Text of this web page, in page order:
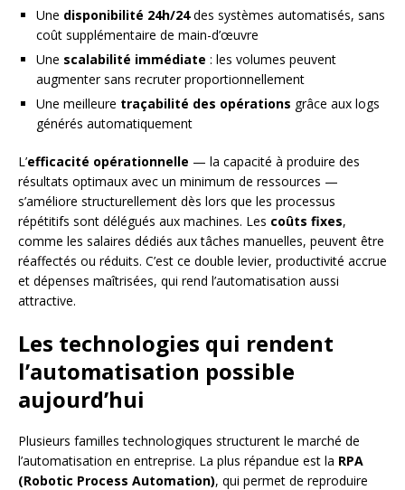
Une disponibilité 24h/24des systèmes automatisés, sans
coût supplémentaire de main-d’œuvre
Une scalabilité immédiate : les volumes peuvent
augmenter sans recruter proportionnellement
Une meilleure traçabilité des opérations grâce aux logs
générés automatiquement
L’efficacité opérationnelle — la capacité à produire des
résultats optimaux avec un minimum de ressources —
s’améliore structurellement dès lors que les processus
répétitifs sont délégués aux machines. Les coûts fixes,
comme les salaires dédiés aux tâches manuelles, peuvent être
réaffectés ou réduits. C’est ce double levier, productivité accrue
et dépenses maîtrisées, qui rend l’automatisation aussi
attractive.
Les technologies qui rendent
l’automatisation possible
aujourd’hui
Plusieurs familles technologiques structurent le marché de
l’automatisation en entreprise. La plus répandue est la RPA
(Robotic Process Automation), qui permet de reproduire